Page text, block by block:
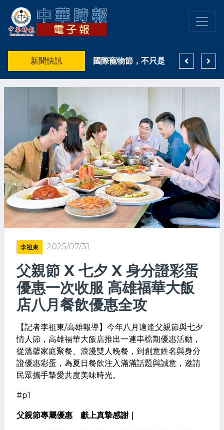
新聞快訊 國際寵物節，不只是曬毛孩 薛兆基倡打造毛孩友善城市 發展寵物經濟新商機
李祖東 2025/07/31
父親節 X 七夕 X 身分證彩蛋
優惠一次收服 高雄福華大飯
店八月餐飲優惠全攻
【記者李祖東/高雄報導】今年八月適逢父親節與七夕
情人節，高雄福華大飯店推出一連串檔期優惠活動，
從溫馨家庭聚餐、浪漫雙人晚餐，到創意姓名與身分
證優惠彩蛋，為夏日餐飲注入滿滿話題與誠意，邀請
民眾攜手摯愛共度美味時光。
#p1
父親節專屬優惠 獻上真摯感謝｜